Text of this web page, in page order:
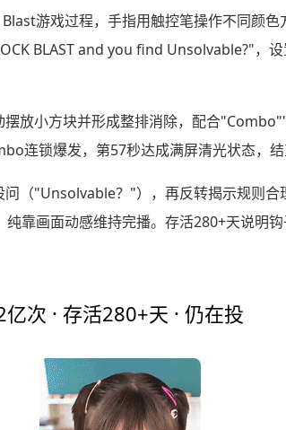
游戏过程，手指用触控笔操作不同颜
BLAST and you find Unsolvable?"，
摆放小方块并形成整排消除，配合
连锁爆发，第57秒达成满屏清光状态，结
（"Unsolvable？"），再反转揭示规则合
靠画面动感维持完播。存活280+天说明
次 · 存活280+天 · 仍在投